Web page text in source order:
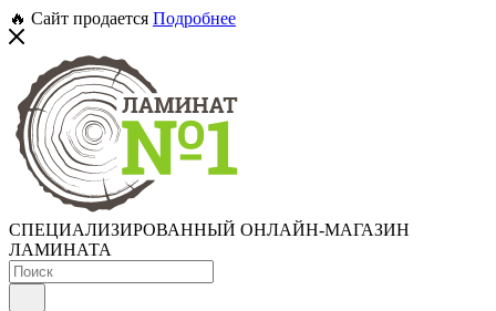
🔥 Сайт продается Подробнее
СПЕЦИАЛИЗИРОВАННЫЙ ОНЛАЙН-МАГАЗИН
ЛАМИНАТА